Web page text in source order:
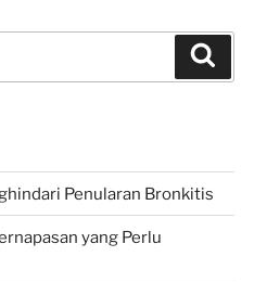
Penularan Bronkitis
yang Perlu